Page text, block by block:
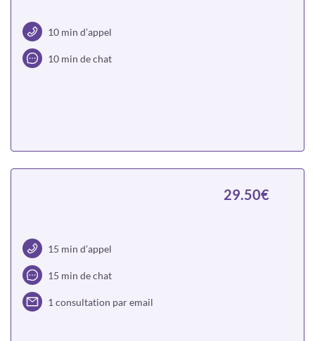
10 min d’appel
10 min de chat
15 min d’appel
15 min de chat
1 consultation par email
29.50€